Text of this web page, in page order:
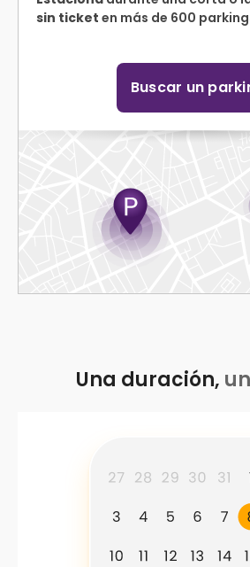
sin ticket en más de 600
Buscar un
Una duración,